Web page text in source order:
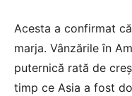
Acesta a confirmat
marja. Vânzările în
puternică rată de
timp ce Asia a fost